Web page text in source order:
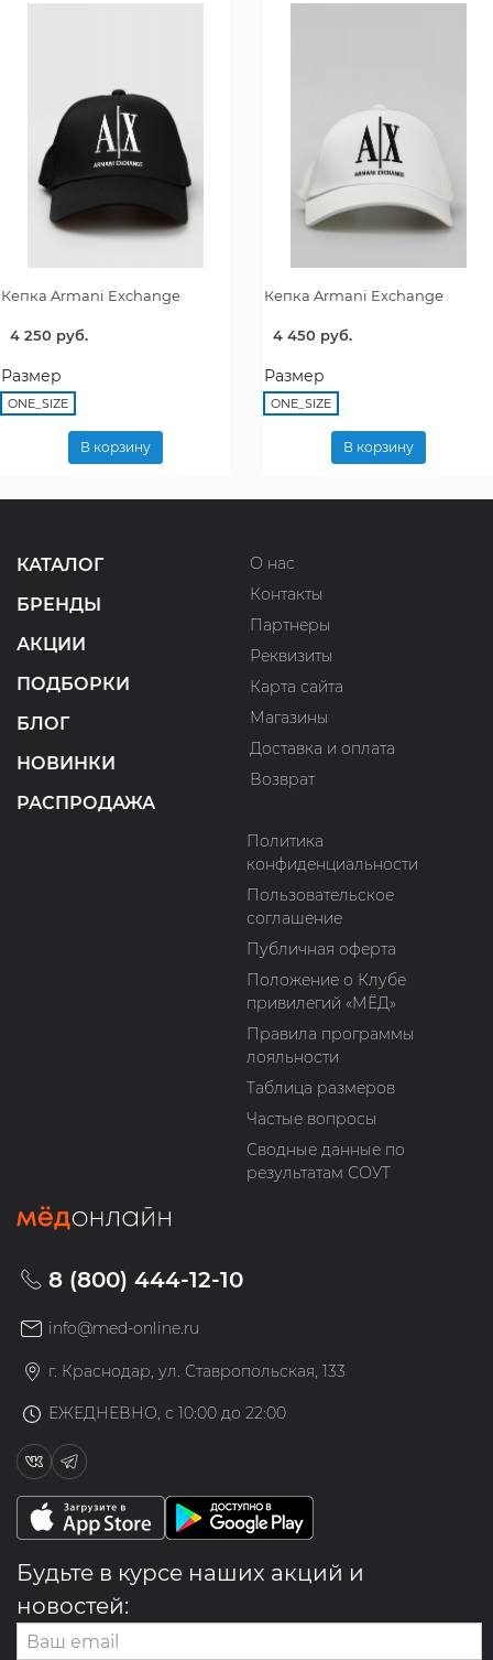
Кепка Armani Exchange
4 250 руб.
Размер
ONE_SIZE
В корзину
Кепка Armani Exchange
4 450 руб.
Размер
ONE_SIZE
В корзину
КАТАЛОГ
БРЕНДЫ
АКЦИИ
ПОДБОРКИ
БЛОГ
НОВИНКИ
РАСПРОДАЖА
О нас
Контакты
Партнеры
Реквизиты
Карта сайта
Магазины
Доставка и оплата
Возврат
Политика
конфиденциальности
Пользовательское
соглашение
Публичная оферта
Положение о Клубе
привилегий «МЁД»
Правила программы
лояльности
Таблица размеров
Частые вопросы
Сводные данные по
результатам СОУТ
8 (800) 444-12-10
info@med-online.ru
г. Краснодар, ул. Ставропольская, 133
ЕЖЕДНЕВНО, с 10:00 до 22:00
Будьте в курсе наших акций и
новостей: